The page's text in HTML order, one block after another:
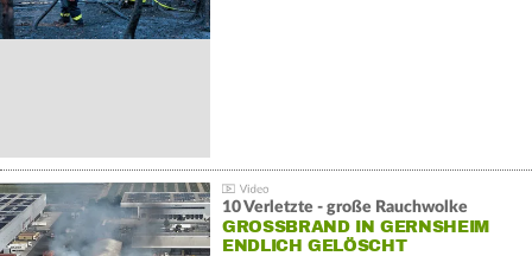
10 Verletzte - große Rauchwolke
GROSSBRAND IN GERNSHEIM E
NDLICH GELÖSCHT